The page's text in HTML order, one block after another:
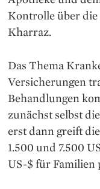
Kontrolle über die
Kharraz.
Das Thema
Versicherungen
Behandlungen
zunächst selbst
erst dann greift
1.500 und 7.500
US-$ für Familien